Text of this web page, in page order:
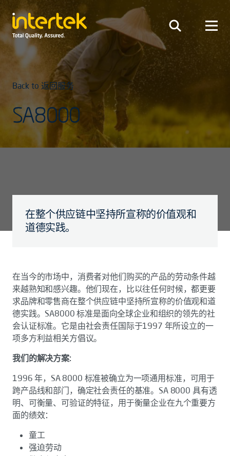
Back to 返回服务
SA8000
在整个供应链中坚持所宣称的价值观和
道德实践。
在当今的市场中，消费者对他们购买的产品的劳动条件越
来越熟知和感兴趣。他们现在，比以往任何时候，都更要
求品牌和零售商在整个供应链中坚持所宣称的价值观和道
德实践。SA8000 标准是面向全球企业和组织的领先的社
会认证标准。它是由社会责任国际于1997 年所设立的一
项多方利益相关方倡议。
我们的解决方案:
1996 年，SA 8000 标准被确立为一项通用标准，可用于
跨产品线和部门，确定社会责任的基准。SA 8000 具有透
明、可衡量、可验证的特征，用于衡量企业在九个重要方
面的绩效：
童工
强迫劳动